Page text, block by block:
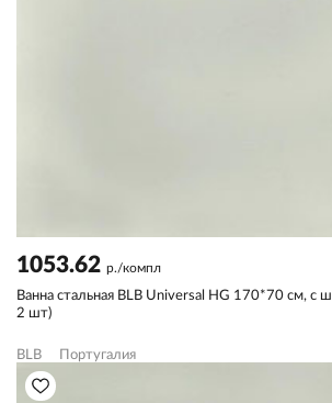
1053.62 р./компл
Ванна стальная BLB Universal HG 170*70 см, с
2 шт)
BLB Португалия